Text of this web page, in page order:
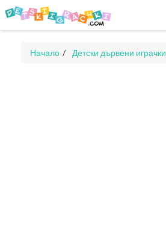
Начало Детски дървени играчки